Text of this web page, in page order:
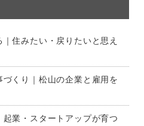
住みたい・戻りたいと思え
くり｜松山の企業と雇用を
業・スタートアップが育つ